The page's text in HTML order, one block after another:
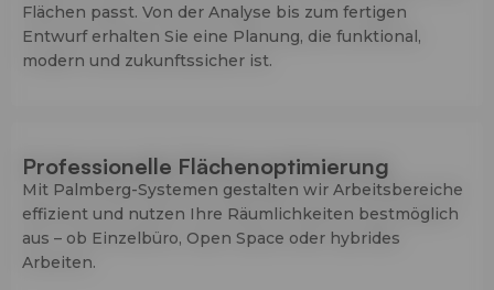
Flächen passt. Von der Analyse bis zum fertigen
Entwurf erhalten Sie eine Planung, die funktional,
modern und zukunftssicher ist.
Professionelle Flächenoptimierung
Mit Palmberg-Systemen gestalten wir Arbeitsbereiche
effizient und nutzen Ihre Räumlichkeiten bestmöglich
aus – ob Einzelbüro, Open Space oder hybrides
Arbeiten.